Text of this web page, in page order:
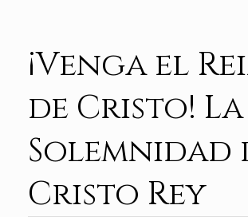
¡Venga el
de Cristo! La
Solemnidad
Cristo Rey